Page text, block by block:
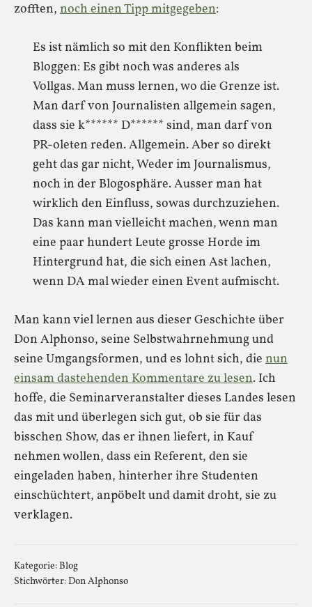
zofften, noch einen Tipp mitgegeben:
Es ist nämlich so mit den Konflikten beim
Bloggen: Es gibt noch was anderes als
Vollgas. Man muss lernen, wo die Grenze ist.
Man darf von Journalisten allgemein sagen,
dass sie k****** D****** sind, man darf von
PR-oleten reden. Allgemein. Aber so direkt
geht das gar nicht, Weder im Journalismus,
noch in der Blogosphäre. Ausser man hat
wirklich den Einfluss, sowas durchzuziehen.
Das kann man vielleicht machen, wenn man
eine paar hundert Leute grosse Horde im
Hintergrund hat, die sich einen Ast lachen,
wenn DA mal wieder einen Event aufmischt.
Man kann viel lernen aus dieser Geschichte über
Don Alphonso, seine Selbstwahrnehmung und
seine Umgangsformen, und es lohnt sich, die nun
einsam dastehenden Kommentare zu lesen. Ich
hoffe, die Seminarveranstalter dieses Landes lesen
das mit und überlegen sich gut, ob sie für das
bisschen Show, das er ihnen liefert, in Kauf
nehmen wollen, dass ein Referent, den sie
eingeladen haben, hinterher ihre Studenten
einschüchtert, anpöbelt und damit droht, sie zu
verklagen.
Kategorie:Blog
Stichwörter:Don Alphonso